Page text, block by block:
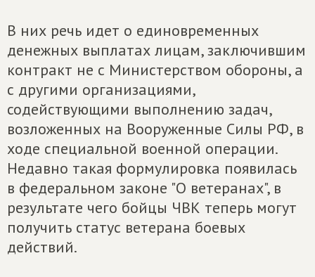
В них речь идет о единовременных
денежных выплатах лицам, заключившим
контракт не с Министерством обороны, а
с другими организациями,
содействующими выполнению задач,
возложенных на Вооруженные Силы РФ, в
ходе специальной военной операции.
Недавно такая формулировка появилась
в федеральном законе "О ветеранах", в
результате чего бойцы ЧВК теперь могут
получить статус ветерана боевых
действий.